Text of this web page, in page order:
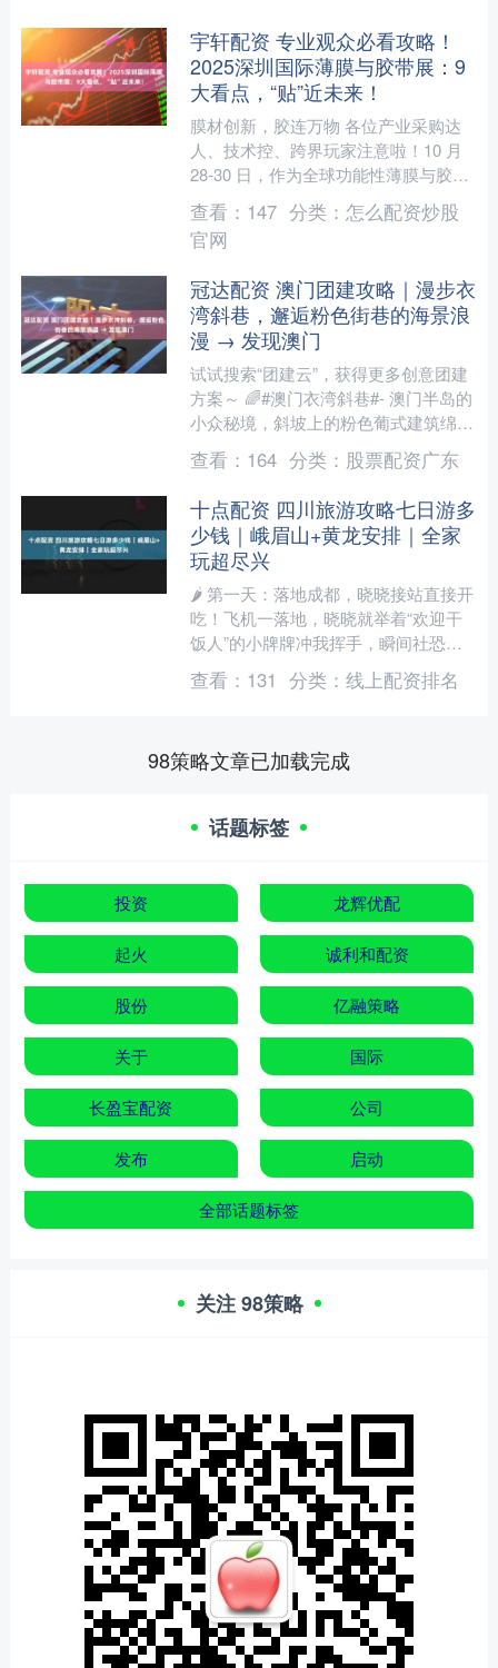
宇轩配资 专业观众必看攻略！
2025深圳国际薄膜与胶带展：9
大看点，“贴”近未来！
膜材创新，胶连万物 各位产业采购达
人、技术控、跨界玩家注意啦！10 月
28-30 日，作为全球功能性薄膜与胶粘
带以及涂布模切产业链的 “晴雨表”——
2025 ....
查看： 147 分类： 怎么配资炒股
官网
冠达配资 澳门团建攻略｜漫步衣
湾斜巷，邂逅粉色街巷的海景浪
漫 → 发现澳门
试试搜索“团建云”，获得更多创意团建
方案～ 🌈#澳门衣湾斜巷#- 澳门半岛的
小众秘境，斜坡上的粉色葡式建筑绵延
至海边，三角梅垂落墙头，椰树映着碧
波，可拍海景与澳....
查看： 164 分类： 股票配资广东
十点配资 四川旅游攻略七日游多
少钱｜峨眉山+黄龙安排｜全家
玩超尽兴
🌶️ 第一天：落地成都，晓晓接站直接开
吃！飞机一落地，晓晓就举着“欢迎干
饭人”的小牌牌冲我挥手，瞬间社恐被
治愈！她一把抢过行李箱，塞给我一杯
冰粉：“先降降火，今....
查看： 131 分类： 线上配资排名
98策略文章已加载完成
话题标签
投资 龙辉优配
起火 诚利和配资
股份 亿融策略
关于 国际
长盈宝配资 公司
发布 启动
全部话题标签
关注 98策略